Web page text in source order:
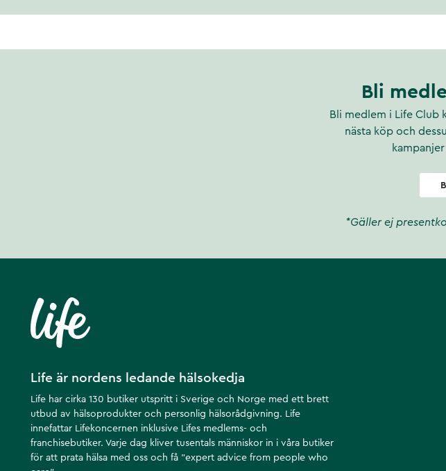
Bli
Bli medlem i Life Club
nästa köp och
*Gäller ej
Life är nordens ledande hälsokedja
Life har cirka 130 butiker utspritt i Sverige och Norge med ett brett
utbud av hälsoprodukter och personlig hälsorådgivning. Life
innefattar Lifekoncernen inklusive Lifes medlems- och
franchisebutiker. Varje dag kliver tusentals människor in i våra butiker
för att prata hälsa med oss och få ”expert advice from people who